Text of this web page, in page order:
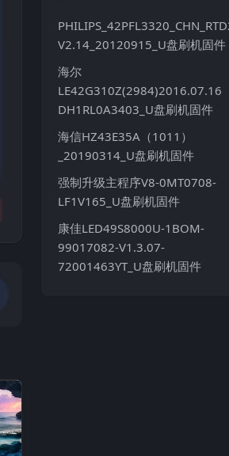
V2.14_20120915_U盘刷机固件
海尔
LE42G310Z(2984)2016.07.16
DH1RL0A3403_U盘刷机固件
海信HZ43E35A（1011）
_20190314_U盘刷机固件
强制升级主程序V8-0MT0708-
LF1V165_U盘刷机固件
康佳LED49S8000U-1BOM-
99017082-V1.3.07-
72001463YT_U盘刷机固件